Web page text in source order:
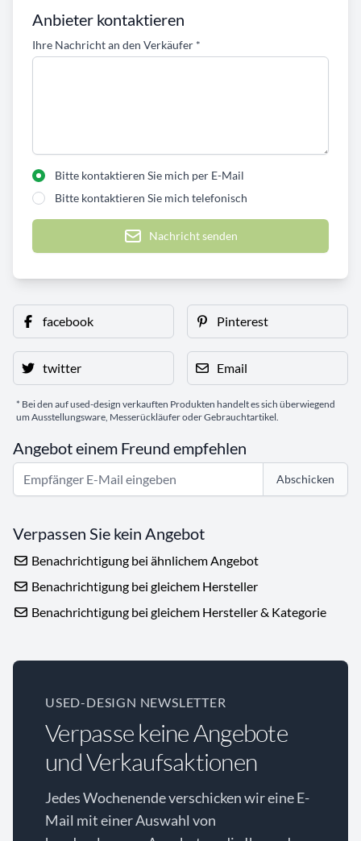
Anbieter kontaktieren
Ihre Nachricht an den Verkäufer *
Bitte kontaktieren Sie mich per E-Mail
Bitte kontaktieren Sie mich telefonisch
Nachricht senden
facebook Pinterest
twitter Email
* Bei den auf used-design verkauften Produkten handelt es sich überwiegend
um Ausstellungsware, Messerückläufer oder Gebrauchtartikel.
Angebot einem Freund empfehlen
Abschicken
Verpassen Sie kein Angebot
Benachrichtigung bei ähnlichem Angebot
Benachrichtigung bei gleichem Hersteller
Benachrichtigung bei gleichem Hersteller & Kategorie
USED-DESIGN NEWSLETTER
Verpasse keine Angebote
und Verkaufsaktionen
Jedes Wochenende verschicken wir eine E-
Mail mit einer Auswahl von